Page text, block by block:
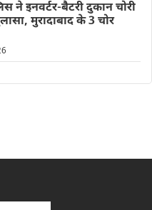
ने इनवर्टर-बैटरी दुकान चोरी
मुरादाबाद के 3 चोर